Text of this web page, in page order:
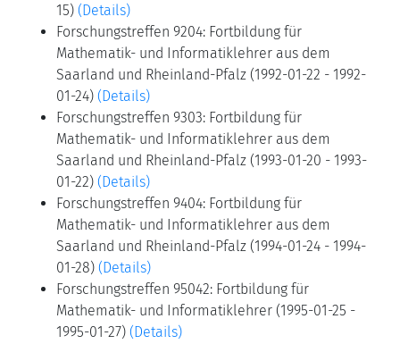
15) (Details)
Forschungstreffen 9204: Fortbildung für
Mathematik- und Informatiklehrer aus dem
Saarland und Rheinland-Pfalz (1992-01-22 - 1992-
01-24) (Details)
Forschungstreffen 9303: Fortbildung für
Mathematik- und Informatiklehrer aus dem
Saarland und Rheinland-Pfalz (1993-01-20 - 1993-
01-22) (Details)
Forschungstreffen 9404: Fortbildung für
Mathematik- und Informatiklehrer aus dem
Saarland und Rheinland-Pfalz (1994-01-24 - 1994-
01-28) (Details)
Forschungstreffen 95042: Fortbildung für
Mathematik- und Informatiklehrer (1995-01-25 -
1995-01-27) (Details)